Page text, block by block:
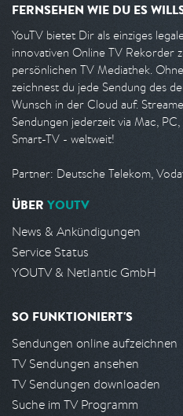
FERNSEHEN WIE DU ES
YouTV bietet Dir als einziges
innovativen Online TV Rekorder
persönlichen TV Mediathek.
zeichnest du jede Sendung des
Wunsch in der Cloud auf.
Sendungen jederzeit via Mac,
Smart-TV - weltweit!
Partner: Deutsche Telekom,
ÜBER YOUTV
News & Ankündigungen
Service Status
YOUTV & Netlantic GmbH
SO FUNKTIONIERT'S
Sendungen online aufzeichnen
TV Sendungen ansehen
TV Sendungen downloaden
Suche im TV Programm